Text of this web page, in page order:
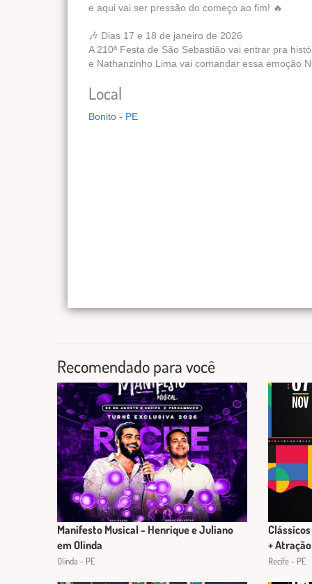
e aqui vai ser pressão do começo ao fim! 🔥
🎶 Dias 17 e 18 de janeiro de 2026
A 210ª Festa de São Sebastião vai entrar pra
e Nathanzinho Lima vai comandar essa emoção
Local
Bonito - PE
Recomendado para você
Manifesto Musical - Henrique e Juliano
em Olinda
Olinda - PE
+
Recife - PE